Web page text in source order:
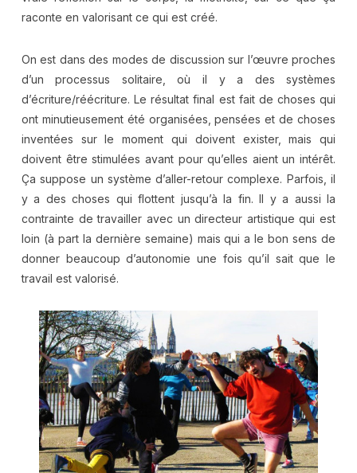
raconte en valorisant ce qui est créé.
On est dans des modes de discussion sur l’œuvre proches
d’un processus solitaire, où il y a des systèmes
d’écriture/réécriture. Le résultat final est fait de choses qui
ont minutieusement été organisées, pensées et de choses
inventées sur le moment qui doivent exister, mais qui
doivent être stimulées avant pour qu’elles aient un intérêt.
Ça suppose un système d’aller-retour complexe. Parfois, il
y a des choses qui flottent jusqu’à la fin. Il y a aussi la
contrainte de travailler avec un directeur artistique qui est
loin (à part la dernière semaine) mais qui a le bon sens de
donner beaucoup d’autonomie une fois qu’il sait que le
travail est valorisé.